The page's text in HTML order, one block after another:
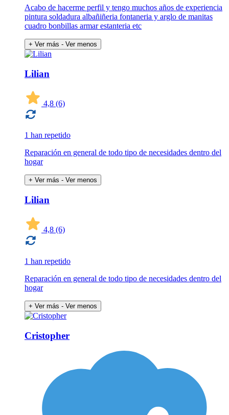
Acabo de hacerme perfil y tengo muchos años de experiencia
pintura soldadura albañiñeria fontaneria y arglo de manitas
cuadro bonbillas armar estanteria etc
+ Ver más - Ver menos
Lilian
4,8 (6)
1 han repetido
Reparación en general de todo tipo de necesidades dentro del
hogar
+ Ver más - Ver menos
Lilian
4,8 (6)
1 han repetido
Reparación en general de todo tipo de necesidades dentro del
hogar
+ Ver más - Ver menos
Cristopher